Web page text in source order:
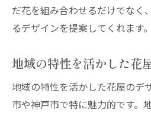
だ花を組み合わせるだけでなく
るデザインを提案してくれます。
地域の特性を活かした花
地域の特性を活かした花屋のデ
市や神戸市で特に魅力的です。